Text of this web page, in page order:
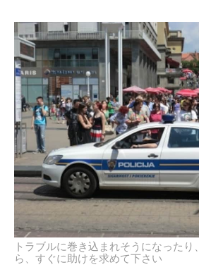
トラブルに巻き込まれそうになったり
ら、すぐに助けを求めて下さい